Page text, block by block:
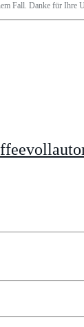
Fall. Danke für Ihre